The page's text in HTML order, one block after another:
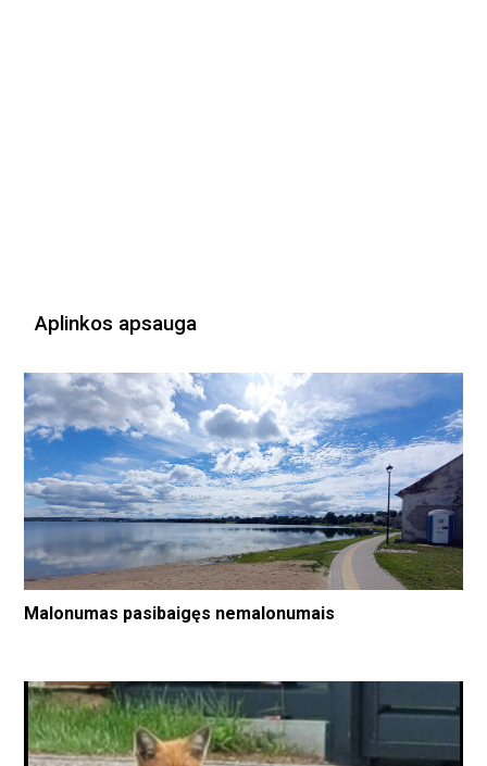
Aplinkos apsauga
Malonumas pasibaigęs nemalonumais